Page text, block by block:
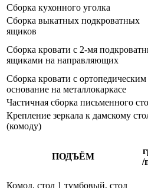
Сборка кухонного уголка
Сборка выкатных подкроватных
ящиков
Сборка кровати с 2-мя
ящиками на направляющих
Сборка кровати с ортопедическим
основание на металлокаркасе
Частичная сборка письменного
Крепление зеркала к дамскому
(комоду)
ПОДЪЁМ
/
Комод, стол 1 тумбовый, стол